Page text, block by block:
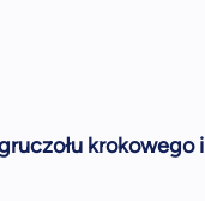
krokowego i